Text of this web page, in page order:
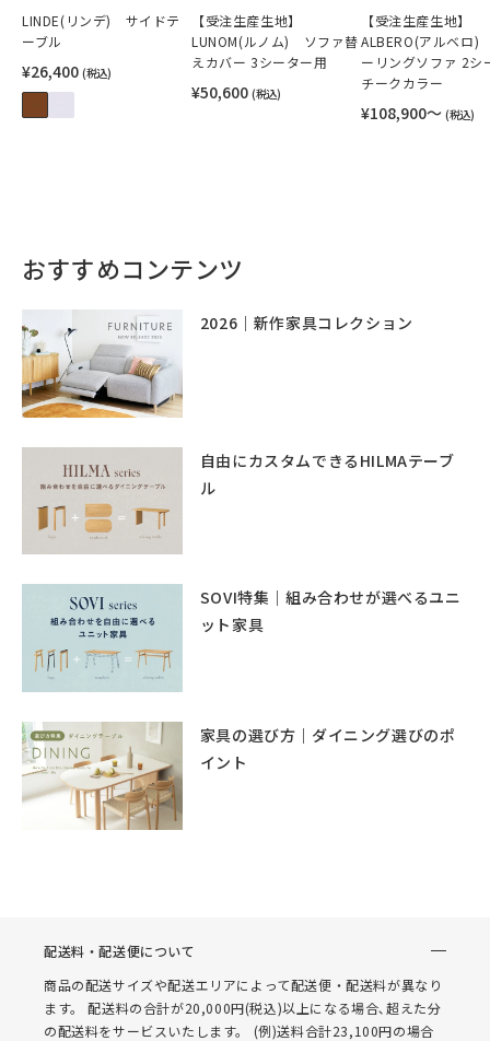
LINDE(リンデ) サイドテ
ーブル
¥26,400 (税込)
【受注生産生地】
LUNOM(ルノム) ソファ替
えカバー 3シーター用
¥50,600 (税込)
【受注生産生地】
ALBERO(アルベロ
ーリングソファ 2シ
チークカラー
¥108,900〜 (税込)
おすすめコンテンツ
2026｜新作家具コレクション
自由にカスタムできるHILMAテーブ
ル
SOVI特集｜組み合わせが選べるユニ
ット家具
家具の選び方｜ダイニング選びのポ
イント
配送料・配送便について
商品の配送サイズや配送エリアによって配送便・配送料が異なり
ます。 配送料の合計が20,000円(税込)以上になる場合､超えた分
の配送料をサービスいたします。 (例)送料合計23,100円の場合